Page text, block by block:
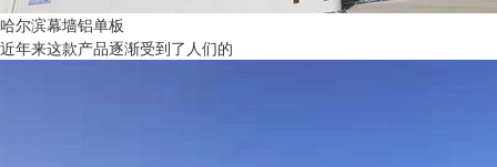
哈尔滨幕墙铝单板
近年来这款产品逐渐受到了人们的